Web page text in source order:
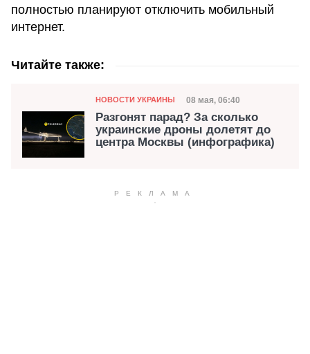
полностью планируют отключить мобильный
интернет.
Читайте также:
Категория
НОВОСТИ УКРАИНЫ Дата публикации
08 мая, 06:40
Разгонят парад? За сколько
украинские дроны долетят до
центра Москвы (инфографика)